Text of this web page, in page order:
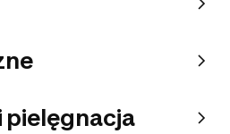
pielęgnacja